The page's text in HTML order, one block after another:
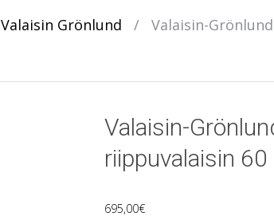
Valaisin Grönlund /
Valaisin-
Valaisin-
riippuvalaisin
695,00€